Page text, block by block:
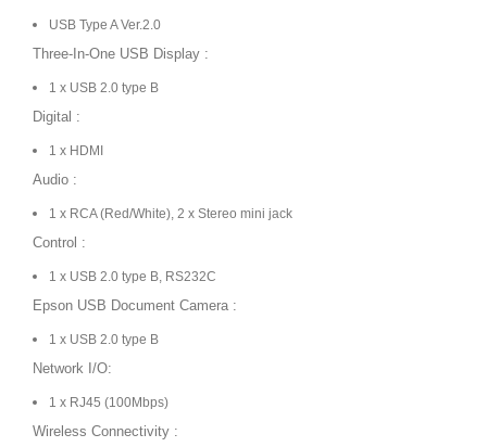
USB Type A Ver.2.0
Three-In-One USB Display :
1 x USB 2.0 type B
Digital :
1 x HDMI
Audio :
1 x RCA (Red/White), 2 x Stereo mini jack
Control :
1 x USB 2.0 type B, RS232C
Epson USB Document Camera :
1 x USB 2.0 type B
Network I/O:
1 x RJ45 (100Mbps)
Wireless Connectivity :